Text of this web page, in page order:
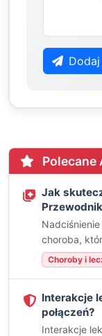
Polecane
Jak
choroba,
Choroby i
Interakcje
połączeń?
Interakcje